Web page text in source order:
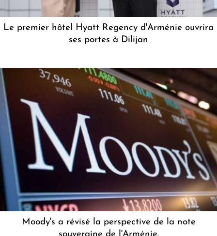
Le premier hôtel Hyatt Regency d'Arménie ouvrira
ses portes à Dilijan
Moody's a révisé la perspective de la note